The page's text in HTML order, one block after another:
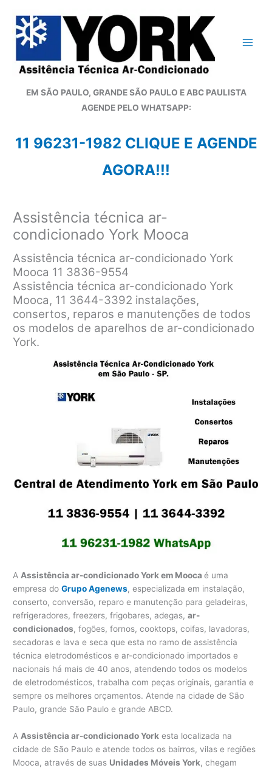
para
conteúdo
EM SÃO PAULO, GRANDE SÃO PAULO E ABC PAULISTA
AGENDE PELO WHATSAPP:
11 96231-1982 CLIQUE E AGENDE
AGORA!!!
Assistência técnica ar-
condicionado York Mooca
Assistência técnica ar-condicionado York
Mooca 11 3836-9554
Assistência técnica ar-condicionado York
Mooca, 11 3644-3392 instalações,
consertos, reparos e manutenções de todos
os modelos de aparelhos de ar-condicionado
York.
A Assistência ar-condicionado York em Moocaé uma
empresa doGrupo Agenews, especializada em instalação,
conserto, conversão, reparo e manutenção para geladeiras,
refrigeradores, freezers, frigobares, adegas,ar-
condicionados, fogões, fornos, cooktops, coifas, lavadoras,
secadoras e lava e seca que esta no ramo de assistência
técnica eletrodomésticos e ar-condicionado importados e
nacionais há mais de 40 anos, atendendo todos os modelos
de eletrodomésticos, trabalha com peças originais, garantia e
sempre os melhores orçamentos. Atende na cidade de São
Paulo, grande São Paulo e grande ABCD.
A Assistência ar-condicionado York esta localizada na
cidade de São Paulo e atende todos os bairros, vilas e regiões
Mooca, através de suas Unidades Móveis York, chegam